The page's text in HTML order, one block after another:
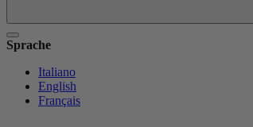
Sprache
Italiano
English
Français